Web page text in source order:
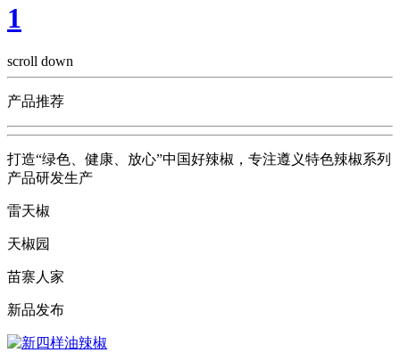
1
scroll down
产品推荐
打造“绿色、健康、放心”中国好辣椒，专注遵义特色辣椒系列
产品研发生产
雷天椒
天椒园
苗寨人家
新品发布